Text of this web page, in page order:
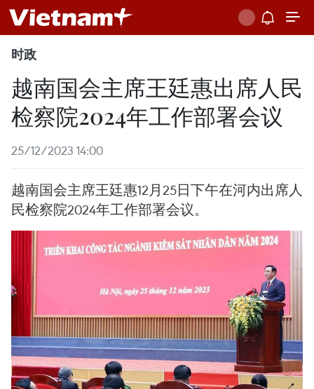
时政
越南国会主席王廷惠出席人民
检察院2024年工作部署会议
25/12/2023 14:00
越南国会主席王廷惠12月25日下午在河内出席人
民检察院2024年工作部署会议。